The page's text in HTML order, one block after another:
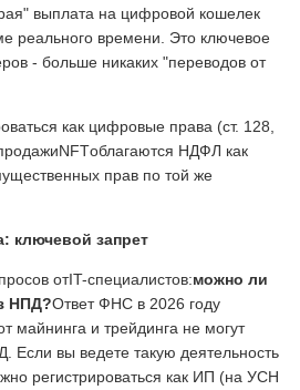
выплата на цифровой кошелек
реального времени. Это ключевое
- больше никаких "переводов от
как цифровые права (ст. 128,
НДФЛ как
прав по той же
ключевой запрет
отIT-специалистов:можно ли
НПД?Ответ ФНС в 2026 году
майнинга и трейдинга не могут
Если вы ведете такую деятельность
регистрироваться как ИП (на УСН